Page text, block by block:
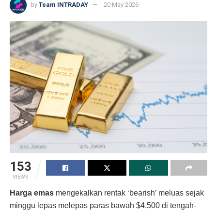
by Team INTRADAY 20 May 2026
153
VIEWS
Harga emas mengekalkan rentak ‘bearish’ meluas sejak
minggu lepas melepas paras bawah $4,500 di tengah-